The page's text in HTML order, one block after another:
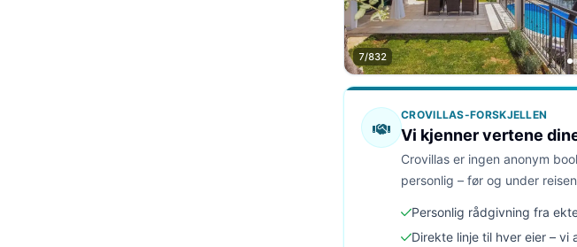
7/832
CROVILLAS-FORSKJELLEN
Vi kjenner vertene
Crovillas er ingen anonym
personlig – før og under
Personlig rådgivning fra
Direkte linje til hver eier – vi